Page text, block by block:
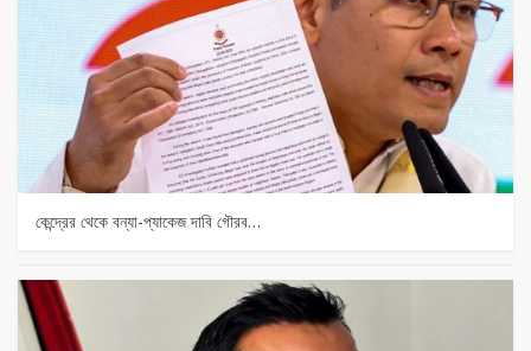
কেন্দ্রের থেকে বন্যা-প্যাকেজ দাবি গৌরব…